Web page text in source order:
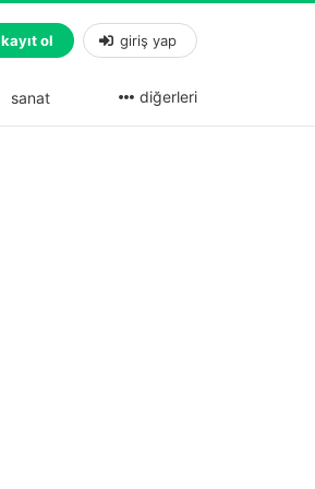
kayıt ol giriş yap
sanat diğerleri